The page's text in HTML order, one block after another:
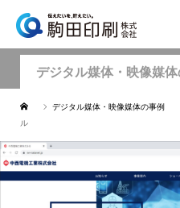
デジタル媒体・映像媒
デジタル媒体・映像媒体の事例
ル